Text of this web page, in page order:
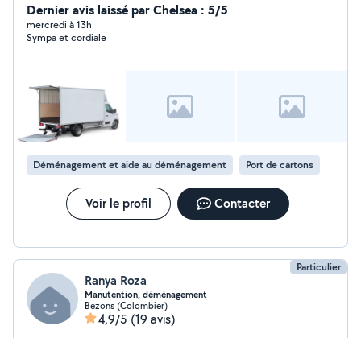
Dernier avis laissé par Chelsea : 5/5
mercredi à 13h
Sympa et cordiale
Déménagement et aide au déménagement Port de cartons
Voir le profil Contacter
Particulier
Ranya Roza
Manutention, déménagement
Bezons (Colombier)
4,9/5 (19 avis)